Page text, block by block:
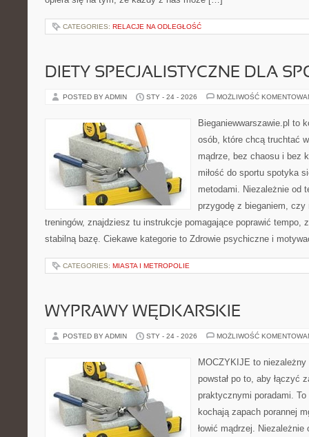
CATEGORIES: RELACJE NA ODLEGŁOŚĆ
DIETY SPECJALISTYCZNE DLA
POSTED BY ADMIN STY - 24 - 2026 MOŻLIWOŚĆ
Bieganiewwarszawie.pl to
osób, które chcą truchtać
mądrze, bez chaosu i bez
miłość do sportu spotyka
metodami. Niezależnie od
przygodę z bieganiem,
treningów, znajdziesz tu instrukcje pomagające poprawić tempo,
stabilną bazę. Ciekawe kategorie to Zdrowie psychiczne i
CATEGORIES: MIASTA I METROPOLIE
WYPRAWY WĘDKARSKIE
POSTED BY ADMIN STY - 24 - 2026 MOŻLIWOŚĆ
MOCZYKIJE to
powstał po to, aby łączyć
praktycznymi poradami.
kochają zapach porannej
łowić mądrzej.